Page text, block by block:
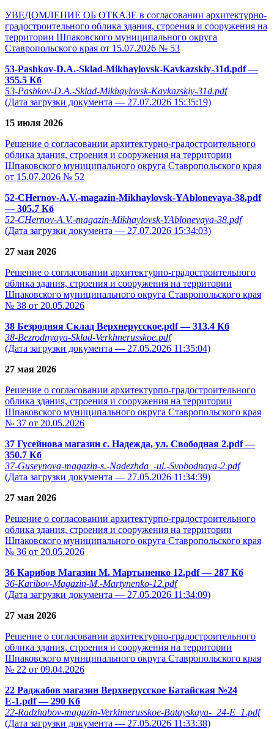
УВЕДОМЛЕНИЕ ОБ ОТКАЗЕ в согласовании архитектурно-
градостроительного облика здания, строения и сооружения на
территории Шпаковского муниципального округа
Ставропольского края от 15.07.2026 № 53
53-Pashkov-D.A.-Sklad-Mikhaylovsk-Kavkazskiy-31d.pdf—
355.5 Кб
53-Pashkov-D.A.-Sklad-Mikhaylovsk-Kavkazskiy-31d.pdf
(Дата загрузки документа — 27.07.2026 15:35:19)
15 июля 2026
Решение о согласовании архитектурно-градостроительного
облика здания, строения и сооружения на территории
Шпаковского муниципального округа Ставропольского края
от 15.07.2026 № 52
52-CHernov-A.V.-magazin-Mikhaylovsk-YAblonevaya-38.pdf
— 305.7 Кб
52-CHernov-A.V.-magazin-Mikhaylovsk-YAblonevaya-38.pdf
(Дата загрузки документа — 27.07.2026 15:34:03)
27 мая 2026
Решение о согласовании архитектурпо-градостроительного
облика здания, строения и сооружения на территории
Шпаковского муниципального округа Ставропольского края
№ 38 от 20.05.2026
38 Безродняя Склад Верхнерусское.pdf— 313.4 Кб
38-Bezrodnyaya-Sklad-Verkhnerusskoe.pdf
(Дата загрузки документа — 27.05.2026 11:35:04)
27 мая 2026
Решение о согласовании архитектурпо-градостроительного
облика здания, строения и сооружения на территории
Шпаковского муниципального округа Ставропольского края
№ 37 от 20.05.2026
37 Гусейнова магазин с. Надежда, ул. Свободная 2.pdf—
350.7 Кб
37-Guseynova-magazin-s.-Nadezhda_-ul.-Svobodnaya-2.pdf
(Дата загрузки документа — 27.05.2026 11:34:39)
27 мая 2026
Решение о согласовании архитектурпо-градостроительного
облика здания, строения и сооружения на территории
Шпаковского муниципального округа Ставропольского края
№ 36 от 20.05.2026
36 Карибов Магазин М. Мартыненко 12.pdf— 287 Кб
36-Karibov-Magazin-M.-Martynenko-12.pdf
(Дата загрузки документа — 27.05.2026 11:34:09)
27 мая 2026
Решение о согласовании архитектурпо-градостроительного
облика здания, строения и сооружения на территории
Шпаковского муниципального округа Ставропольского края
№ 22 от 09.04.2026
22 Раджабов магазин Верхнерусское Батайская №24
Е-1.pdf— 290 Кб
22-Radzhabov-magazin-Verkhnerusskoe-Batayskaya-_24-E_1.pdf
(Дата загрузки документа — 27.05.2026 11:33:38)